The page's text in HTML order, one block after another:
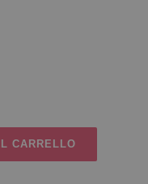
CARRELLO